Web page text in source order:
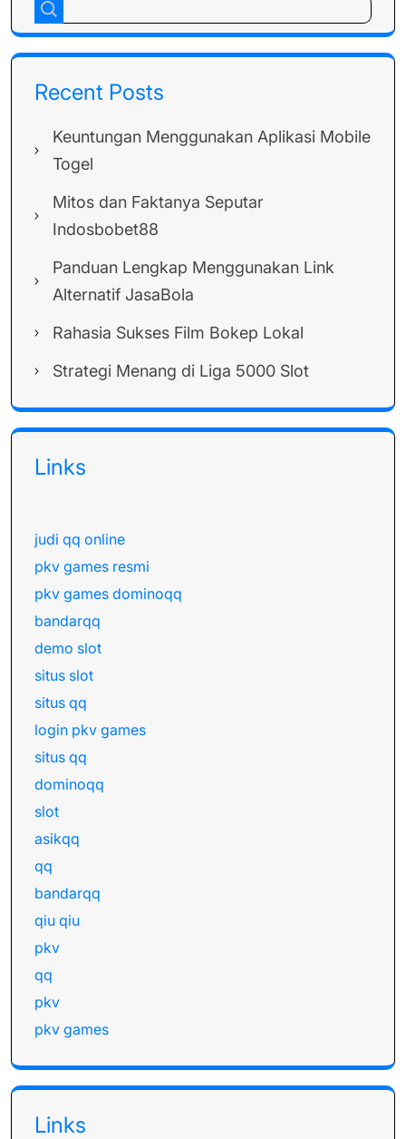
Recent Posts
Keuntungan Menggunakan Aplikasi Mobile
Togel
Mitos dan Faktanya Seputar
Indosbobet88
Panduan Lengkap Menggunakan Link
Alternatif JasaBola
Rahasia Sukses Film Bokep Lokal
Strategi Menang di Liga 5000 Slot
Links
judi qq online
pkv games resmi
pkv games dominoqq
bandarqq
demo slot
situs slot
situs qq
login pkv games
situs qq
dominoqq
slot
asikqq
qq
bandarqq
qiu qiu
pkv
qq
pkv
pkv games
Links